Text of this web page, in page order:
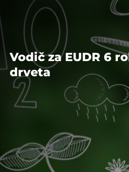
Vodič za EUDR 6
drveta